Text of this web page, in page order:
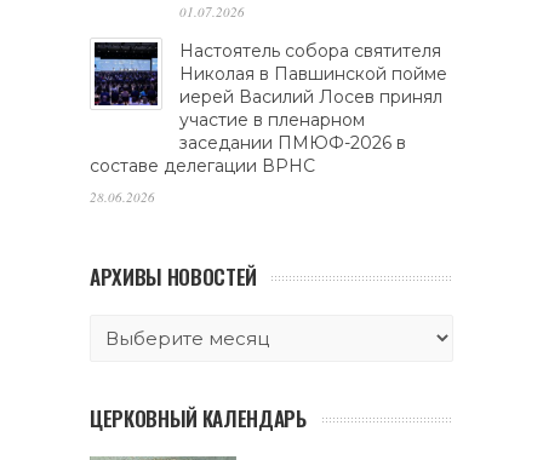
01.07.2026
Настоятель собора святителя
Николая в Павшинской пойме
иерей Василий Лосев принял
участие в пленарном
заседании ПМЮФ-2026 в
составе делегации ВРНС
28.06.2026
АРХИВЫ НОВОСТЕЙ
ЦЕРКОВНЫЙ КАЛЕНДАРЬ